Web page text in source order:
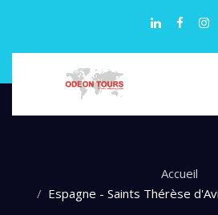
Accueil
Espagne - Saints Thérèse